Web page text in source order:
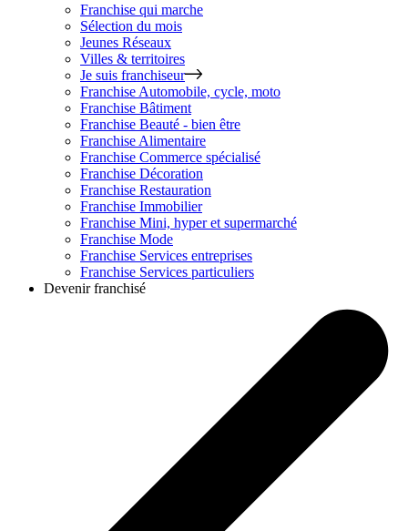
Franchise qui marche
Sélection du mois
Jeunes Réseaux
Villes & territoires
Je suis franchiseur
Franchise Automobile, cycle, moto
Franchise Bâtiment
Franchise Beauté - bien être
Franchise Alimentaire
Franchise Commerce spécialisé
Franchise Décoration
Franchise Restauration
Franchise Immobilier
Franchise Mini, hyper et supermarché
Franchise Mode
Franchise Services entreprises
Franchise Services particuliers
Devenir franchisé